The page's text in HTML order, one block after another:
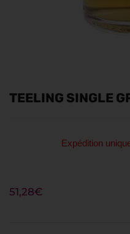
TEELING SINGLE
Expédition
51,28€